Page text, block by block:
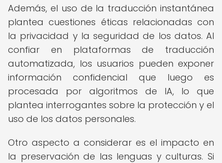
Además, el uso de la traducción instantánea
plantea cuestiones éticas relacionadas con
la privacidad y la seguridad de los datos. Al
confiar en plataformas de traducción
automatizada, los usuarios pueden exponer
información confidencial que luego es
procesada por algoritmos de IA, lo que
plantea interrogantes sobre la protección y el
uso de los datos personales.
Otro aspecto a considerar es el impacto en
la preservación de las lenguas y culturas. Si